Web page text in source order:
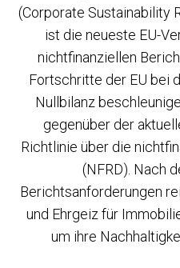
(Corporate Sustainability
ist die neueste EU-
nichtfinanziellen
Fortschritte der EU bei
Nullbilanz
gegenüber der
Richtlinie über die
(NFRD). Nach
Berichtsanforderungen
und Ehrgeiz für
um ihre